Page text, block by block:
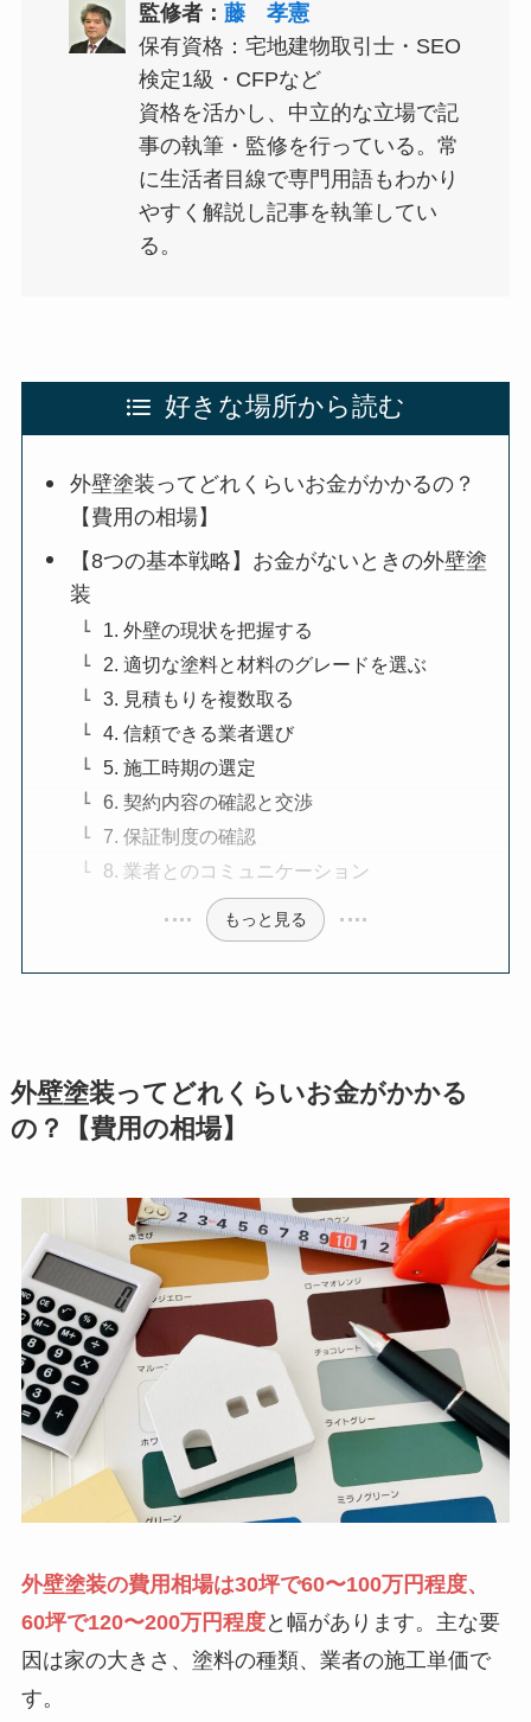
監修者： 藤 孝憲
保有資格：宅地建物取引士・SEO
検定1級・CFPなど
資格を活かし、中立的な立場で記
事の執筆・監修を行っている。常
に生活者目線で専門用語もわかり
やすく解説し記事を執筆してい
る。
好きな場所から読む
外壁塗装ってどれくらいお金がかかるの？
【費用の相場】
【8つの基本戦略】お金がないときの外壁塗
装
1. 外壁の現状を把握する
2. 適切な塗料と材料のグレードを選ぶ
3. 見積もりを複数取る
4. 信頼できる業者選び
5. 施工時期の選定
6. 契約内容の確認と交渉
7. 保証制度の確認
8. 業者とのコミュニケーション
もっと見る
外壁塗装ってどれくらいお金がかかる
の？【費用の相場】
外壁塗装の費用相場は30坪で60〜100万円程度、
60坪で120〜200万円程度と幅があります。主な要
因は家の大きさ、塗料の種類、業者の施工単価で
す。